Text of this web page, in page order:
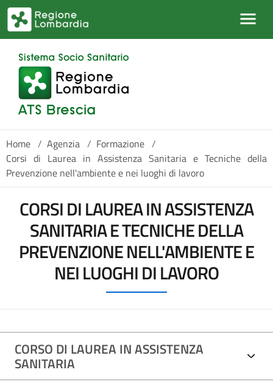
Salta al contenuto principale
Home / Agenzia / Formazione /
Corsi di Laurea in Assistenza Sanitaria e Tecniche della
Prevenzione nell'ambiente e nei luoghi di lavoro
CORSI DI LAUREA IN ASSISTENZA
SANITARIA E TECNICHE DELLA
PREVENZIONE NELL'AMBIENTE E
NEI LUOGHI DI LAVORO
CORSO DI LAUREA IN ASSISTENZA
SANITARIA